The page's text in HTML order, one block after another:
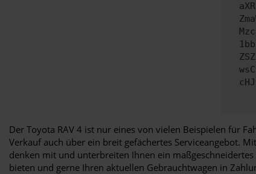
Der Toyota RAV 4 ist nur eines von vielen Beispielen für
Verkauf auch über ein breit gefächertes Serviceangebot.
denken mit und unterbreiten Ihnen ein
bieten und gerne Ihren aktuellen Gebrauchtwagen in